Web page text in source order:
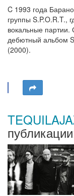
C 1993 года
группы S.P.O.R.T.,
вокальные
дебютный альбом
(2000).